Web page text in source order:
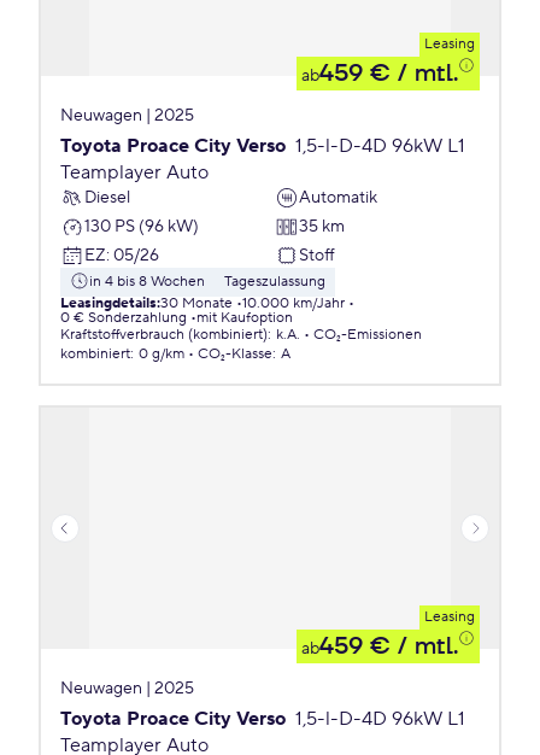
Leasing
ab459 € / mtl.
Neuwagen | 2025
Toyota Proace City Verso 1,5-l-D-4D 96kW L1
Teamplayer Auto
Diesel
Automatik
130 PS (96 kW)
35 km
EZ: 05/26 Stoff
in 4 bis 8 Wochen
Tageszulassung
Leasingdetails:30 Monate 10.000 km/Jahr
0 € Sonderzahlung
mit Kaufoption
Kraftstoffverbrauch (kombiniert): k.A.
CO₂-Emissionen
kombiniert: 0 g/km CO₂-Klasse: A
Leasing
ab459 € / mtl.
Neuwagen | 2025
Toyota Proace City Verso 1,5-l-D-4D 96kW L1
Teamplayer Auto